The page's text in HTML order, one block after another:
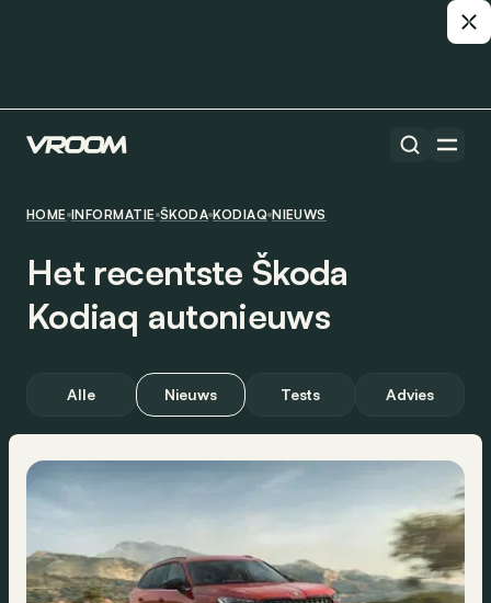
HOME INFORMATIE ŠKODA KODIAQ NIEUWS
Het recentste Škoda
Kodiaq autonieuws
Alle Nieuws Tests Advies